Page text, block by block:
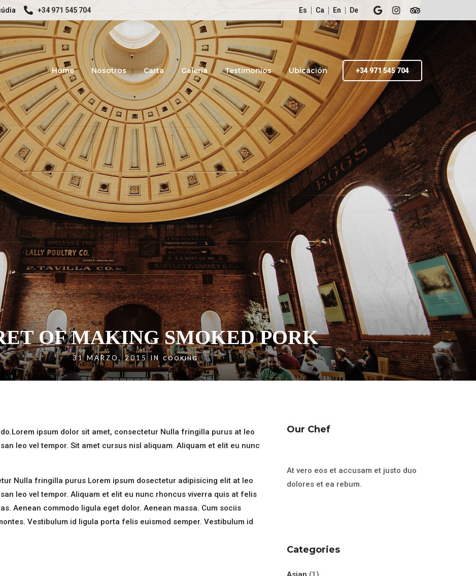
+34 971 545 704 Es Ca En De
Home Nosotros Carta Galería Testimonios Ubicación +34 971 545 704
OF MAKING SMOKED PORK
31 MARZO, 2015 IN COOKING
ipsum dolor sit amet, consectetur Nulla fringilla purus at leo
leo vel tempor. Sit amet cursus nisl aliquam. Aliquam et elit eu nunc
Nulla fringilla purus Lorem ipsum dosectetur adipisicing elit at leo
leo vel tempor. Aliquam et elit eu nunc rhoncus viverra quis at felis
Aenean commodo ligula eget dolor. Aenean massa. Cum sociis
Vestibulum id ligula porta felis euismod semper. Vestibulum id
Our Chef
At vero eos et accusam et justo duo
dolores et ea rebum.
Categories